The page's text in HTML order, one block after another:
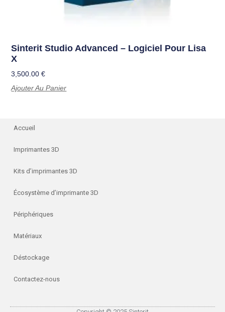
Sinterit Studio Advanced – Logiciel Pour Lisa
X
3,500.00€
Ajouter Au Panier
Accueil
Imprimantes 3D
Kits d’imprimantes 3D
Écosystème d’imprimante 3D
Périphériques
Matériaux
Déstockage
Contactez-nous